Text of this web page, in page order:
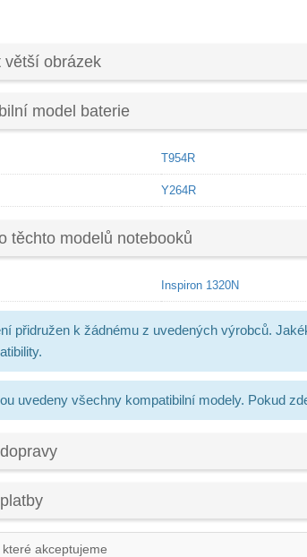
větší obrázek
model baterie
T954R
Y264R
těchto modelů notebooků
Inspiron 1320N
přidružen k žádnému z uvedených výrobců.
uvedeny všechny kompatibilní modely. Pokud
akceptujeme